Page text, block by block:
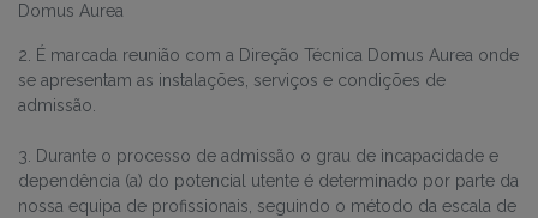
Domus Aurea
2. É marcada reunião com a Direção Técnica Domus Aurea onde
se apresentam as instalações, serviços e condições de
admissão.
3. Durante o processo de admissão o grau de incapacidade e
dependência (a) do potencial utente é determinado por parte da
nossa equipa de profissionais, seguindo o método da escala de